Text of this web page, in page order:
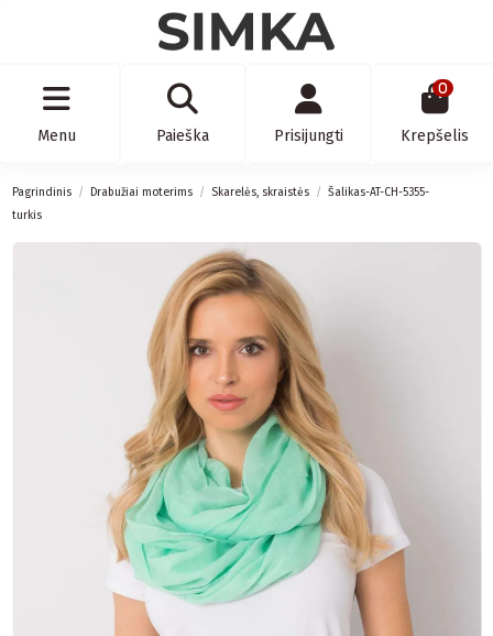
Menu Paieška Prisijungti
0
Krepšelis
Pagrindinis Drabužiai moterims Skarelės, skraistės
Šalikas-AT-CH-5355-
turkis